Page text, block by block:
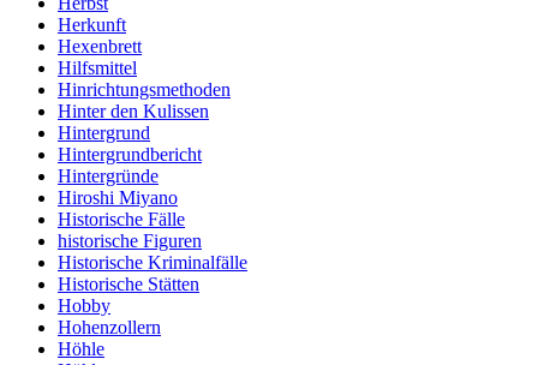
Herkunft
Hexenbrett
Hilfsmittel
Hinrichtungsmethoden
Hinter den Kulissen
Hintergrund
Hintergrundbericht
Hintergründe
Hiroshi Miyano
Historische Fälle
historische Figuren
Historische Kriminalfälle
Historische Stätten
Hobby
Hohenzollern
Höhle